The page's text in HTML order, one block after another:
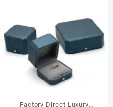
Wedding Ring Boxes
有
多
种
变
体。
可
在
品
Factory Direct Luxury